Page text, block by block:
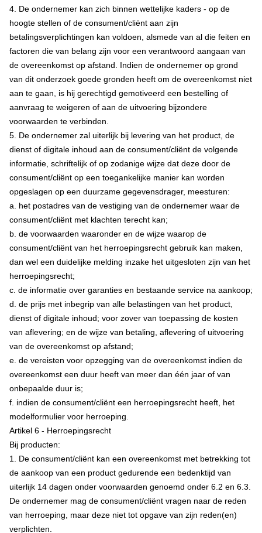
4. De ondernemer kan zich binnen wettelijke kaders - op de
hoogte stellen of de consument/cliënt aan zijn
betalingsverplichtingen kan voldoen, alsmede van al die feiten en
factoren die van belang zijn voor een verantwoord aangaan van
de overeenkomst op afstand. Indien de ondernemer op grond
van dit onderzoek goede gronden heeft om de overeenkomst niet
aan te gaan, is hij gerechtigd gemotiveerd een bestelling of
aanvraag te weigeren of aan de uitvoering bijzondere
voorwaarden te verbinden.
5. De ondernemer zal uiterlijk bij levering van het product, de
dienst of digitale inhoud aan de consument/cliënt de volgende
informatie, schriftelijk of op zodanige wijze dat deze door de
consument/cliënt op een toegankelijke manier kan worden
opgeslagen op een duurzame gegevensdrager, meesturen:
a. het postadres van de vestiging van de ondernemer waar de
consument/cliënt met klachten terecht kan;
b. de voorwaarden waaronder en de wijze waarop de
consument/cliënt van het herroepingsrecht gebruik kan maken,
dan wel een duidelijke melding inzake het uitgesloten zijn van het
herroepingsrecht;
c. de informatie over garanties en bestaande service na aankoop;
d. de prijs met inbegrip van alle belastingen van het product,
dienst of digitale inhoud; voor zover van toepassing de kosten
van aflevering; en de wijze van betaling, aflevering of uitvoering
van de overeenkomst op afstand;
e. de vereisten voor opzegging van de overeenkomst indien de
overeenkomst een duur heeft van meer dan één jaar of van
onbepaalde duur is;
f. indien de consument/cliënt een herroepingsrecht heeft, het
modelformulier voor herroeping.
Artikel 6 - Herroepingsrecht
Bij producten:
1. De consument/cliënt kan een overeenkomst met betrekking tot
de aankoop van een product gedurende een bedenktijd van
uiterlijk 14 dagen onder voorwaarden genoemd onder 6.2 en 6.3.
De ondernemer mag de consument/cliënt vragen naar de reden
van herroeping, maar deze niet tot opgave van zijn reden(en)
verplichten.